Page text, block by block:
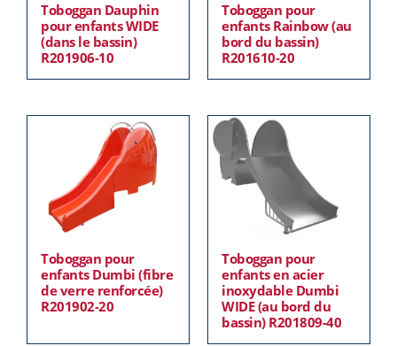
Toboggan Dauphin
pour enfants WIDE
(dans le bassin)
R201906-10
Toboggan pour
enfants Rainbow (au
bord du bassin)
R201610-20
Toboggan pour
enfants Dumbi (fibre
de verre renforcée)
R201902-20
Toboggan pour
enfants en acier
inoxydable Dumbi
WIDE (au bord du
bassin) R201809-40